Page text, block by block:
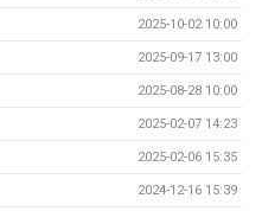
2025-10-02 10:00
2025-09-17 13:00
2025-08-28 10:00
2025-02-07 14:23
2025-02-06 15:35
2024-12-16 15:39